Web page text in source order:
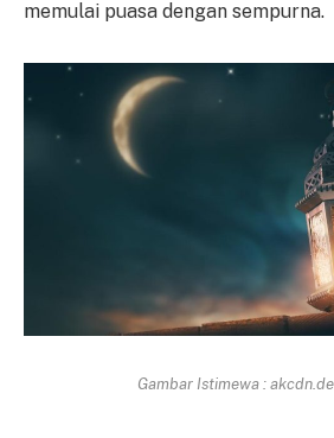
memulai puasa dengan sempurna.
Gambar Istimewa :